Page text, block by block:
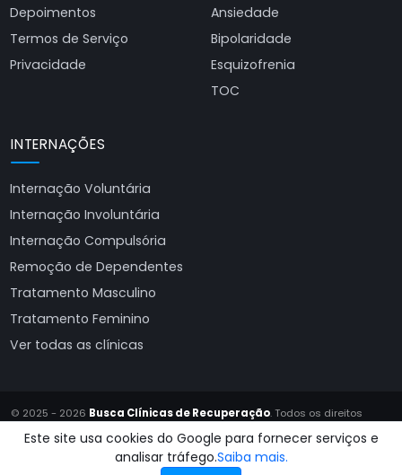
Depoimentos
Termos de Serviço
Privacidade
Ansiedade
Bipolaridade
Esquizofrenia
TOC
INTERNAÇÕES
Internação Voluntária
Internação Involuntária
Internação Compulsória
Remoção de Dependentes
Tratamento Masculino
Tratamento Feminino
Ver todas as clínicas
© 2025 - 2026 Busca Clínicas de Recuperação. Todos os direitos
Site produzido porAlmeida Sites
Este site usa cookies do Google para fornecer serviços e
analisar tráfego.Saiba mais.